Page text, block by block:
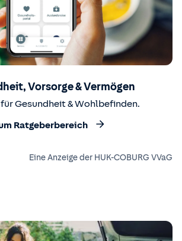
Vorsorge & Vermögen
Gesundheit & Wohlbefinden.
Ratgeberbereich
Eine Anzeige der HUK-COBURG VVaG